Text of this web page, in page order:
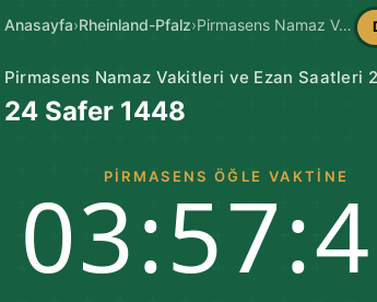
Anasayfa›Rheinland-Pfalz› Pirmasens Namaz Vakitleri
Pirmasens Namaz Vakitleri ve Ezan Saatleri
24 Safer 1448
PIRMASENS ÖĞLE VAKTINE